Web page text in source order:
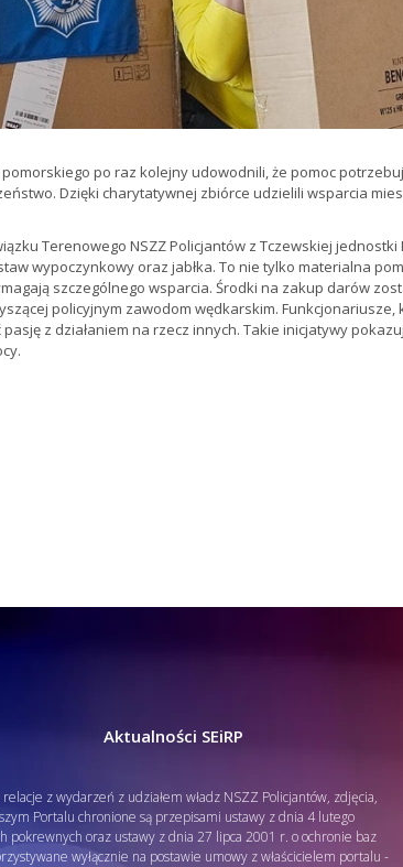
po raz kolejny udowodnili, że pomoc
Dzięki charytatywnej zbiórce udzielili wsparcia
Terenowego NSZZ Policjantów z Tczewskiej jednostki
wypoczynkowy oraz jabłka. To nie tylko materialna
szczególnego wsparcia. Środki na zakup darów
policyjnym zawodom wędkarskim. Funkcjonariusze,
pasję z działaniem na rzecz innych. Takie inicjatywy
Aktualności SEiRP
z wydarzeń z udziałem władz NSZZ Policjantów, zdjęcia,
Portalu chronione są przepisami ustawy z dnia 4 lutego
pokrewnych oraz ustawy z dnia 27 lipca 2001 r. o ochronie baz
wyłącznie na postawie umowy z właścicielem portalu -